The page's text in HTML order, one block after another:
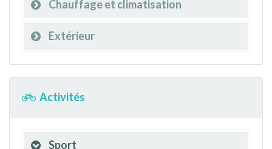
Chauffage et climatisation
Extérieur
Activités
Sport